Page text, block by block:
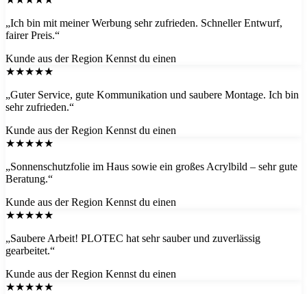
„Ich bin mit meiner Werbung sehr zufrieden. Schneller Entwurf,
fairer Preis.“
Kunde aus der Region Kennst du einen
★★★★★
„Guter Service, gute Kommunikation und saubere Montage. Ich bin
sehr zufrieden.“
Kunde aus der Region Kennst du einen
★★★★★
„Sonnenschutzfolie im Haus sowie ein großes Acrylbild – sehr gute
Beratung.“
Kunde aus der Region Kennst du einen
★★★★★
„Saubere Arbeit! PLOTEC hat sehr sauber und zuverlässig
gearbeitet.“
Kunde aus der Region Kennst du einen
★★★★★